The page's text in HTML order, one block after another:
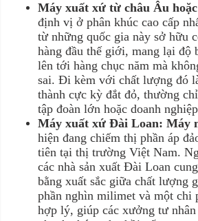
Máy xuất xứ từ châu Âu
định vị ở phân khúc cao cấp
từ những quốc gia này sở hữu
hàng đầu thế giới, mang lại độ
lên tới hàng chục năm mà
sai. Đi kèm với chất lượng đó
thành cực kỳ đắt đỏ, thường
tập đoàn lớn hoặc doanh
Máy xuất xứ Đài Loan: Máy
hiện đang chiếm thị phần áp
tiên tại thị trường Việt Nam.
các nhà sản xuất Đài Loan
bằng xuất sắc giữa chất lượng
phần nghìn milimet và một chi
hợp lý, giúp các xưởng tư nhân